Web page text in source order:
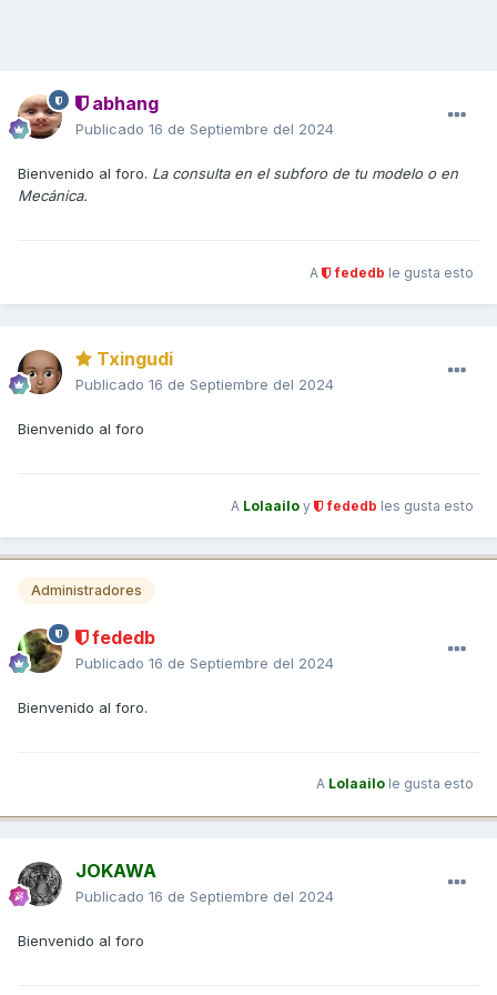
abhang
Publicado 16 de Septiembre del 2024
Bienvenido al foro. La consulta en el subforo de tu modelo o en
Mecánica.
A fededb le gusta esto
Txingudi
Publicado 16 de Septiembre del 2024
Bienvenido al foro
A Lolaailo y fededb les gusta esto
Administradores
fededb
Publicado 16 de Septiembre del 2024
Bienvenido al foro.
A Lolaailo le gusta esto
JOKAWA
Publicado 16 de Septiembre del 2024
Bienvenido al foro